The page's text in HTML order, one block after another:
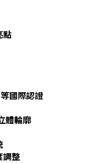
點
國際認證
體輪廓
調整